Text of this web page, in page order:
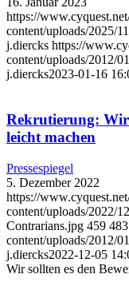
https://
content/uploads/2025/
j.diercks https://
content/uploads/2012/
j.diercks2023-01-16
Rekrutierung: Wir
leicht machen
Pressespiegel
5. Dezember 2022
https://
content/uploads/2022/
Contrarians.jpg 459 483
content/uploads/2012/
j.diercks2022-12-05
Wir sollten es den